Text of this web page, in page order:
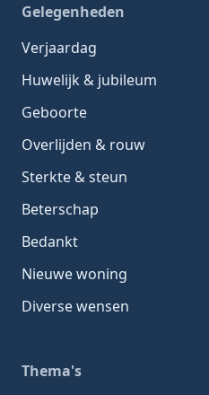
Gelegenheden
Verjaardag
Huwelijk & jubileum
Geboorte
Overlijden & rouw
Sterkte & steun
Beterschap
Bedankt
Nieuwe woning
Diverse wensen
Thema's